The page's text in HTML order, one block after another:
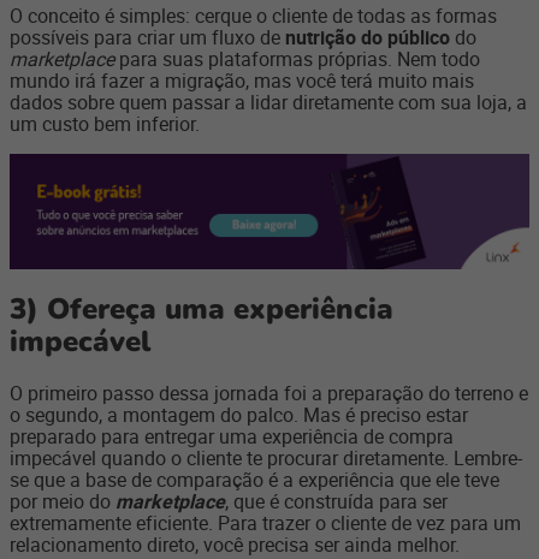
O conceito é simples: cerque o cliente de todas as formas
possíveis para criar um fluxo de nutrição do público do
marketplacepara suas plataformas próprias. Nem todo
mundo irá fazer a migração, mas você terá muito mais
dados sobre quem passar a lidar diretamente com sua loja, a
um custo bem inferior.
3) Ofereça uma experiência
impecável
O primeiro passo dessa jornada foi a preparação do terreno e
o segundo, a montagem do palco. Mas é preciso estar
preparado para entregar uma experiência de compra
impecável quando o cliente te procurar diretamente. Lembre-
se que a base de comparação é a experiência que ele teve
por meio do marketplace, que é construída para ser
extremamente eficiente. Para trazer o cliente de vez para um
relacionamento direto, você precisa ser ainda melhor.